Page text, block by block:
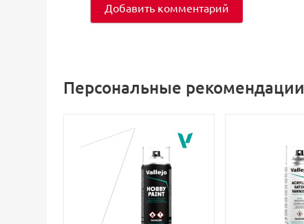
Добавить комментарий
Персональные рекомендации